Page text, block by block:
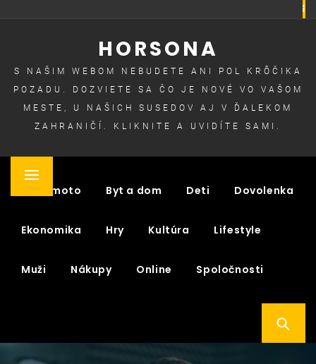
HORSONA
S NAŠIM WEBOM NEBUDETE ANI POL KRÔČIKA
POZADU. DOZVIETE SA ČO JE NOVÉ VO VAŠOM
MESTE, U NAŠICH SUSEDOV AJ V ĎALEKOM
ZAHRANIČÍ. KLIKNITE A UVIDÍTE SAMI.
Primary
Auto moto Byt a dom Deti Dovolenka
Ekonomika Hry Kultúra Lifestyle
Muži Nákupy Online Spoločnosti